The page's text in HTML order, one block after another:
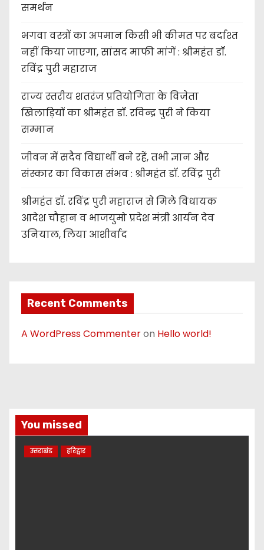
समर्थन
भगवा वस्त्रों का अपमान किसी भी कीमत पर बर्दाश्त
नहीं किया जाएगा, सांसद माफी मांगें : श्रीमहंत डॉ.
रविंद्र पुरी महाराज
राज्य स्तरीय शतरंज प्रतियोगिता के विजेता
खिलाड़ियों का श्रीमहंत डॉ. रविन्द्र पुरी ने किया
सम्मान
जीवन में सदैव विद्यार्थी बने रहें, तभी ज्ञान और
संस्कार का विकास संभव : श्रीमहंत डॉ. रविंद्र पुरी
श्रीमहंत डॉ. रविंद्र पुरी महाराज से मिले विधायक
आदेश चौहान व भाजयुमो प्रदेश मंत्री आर्यन देव
उनियाल, लिया आशीर्वाद
Recent Comments
A WordPress Commenteron Hello world!
You missed
उत्तराखंड हरिद्वार